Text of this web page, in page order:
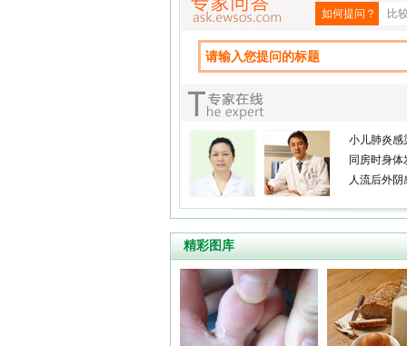
如何提问？ 比
小儿肺炎感
同房时身
人流后外
精彩图库